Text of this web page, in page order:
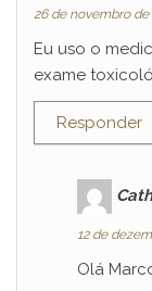
26 de novembro de
Eu uso o
exame
Responder
12 de
Olá